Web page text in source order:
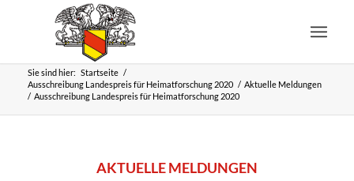
Sie sind hier: Startseite /
Ausschreibung Landespreis für Heimatforschung 2020 / Aktuelle Meldungen
/ Ausschreibung Landespreis für Heimatforschung 2020
AKTUELLE MELDUNGEN